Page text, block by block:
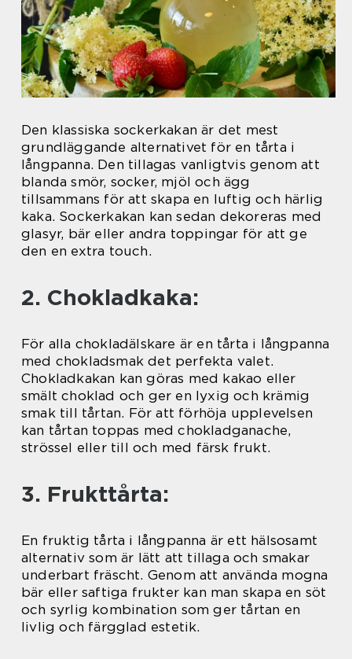
Den klassiska sockerkakan är det mest
grundläggande alternativet för en tårta i
långpanna. Den tillagas vanligtvis genom att
blanda smör, socker, mjöl och ägg
tillsammans för att skapa en luftig och härlig
kaka. Sockerkakan kan sedan dekoreras med
glasyr, bär eller andra toppingar för att ge
den en extra touch.
2. Chokladkaka:
För alla chokladälskare är en tårta i långpanna
med chokladsmak det perfekta valet.
Chokladkakan kan göras med kakao eller
smält choklad och ger en lyxig och krämig
smak till tårtan. För att förhöja upplevelsen
kan tårtan toppas med chokladganache,
strössel eller till och med färsk frukt.
3. Frukttårta:
En fruktig tårta i långpanna är ett hälsosamt
alternativ som är lätt att tillaga och smakar
underbart fräscht. Genom att använda mogna
bär eller saftiga frukter kan man skapa en söt
och syrlig kombination som ger tårtan en
livlig och färgglad estetik.